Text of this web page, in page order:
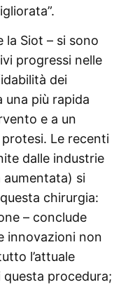
la Siot – si sono
progressi nelle
dei
più rapida
e a un
Le recenti
dalle industrie
si
chirurgia:
– conclude
innovazioni non
l’attuale
procedura;